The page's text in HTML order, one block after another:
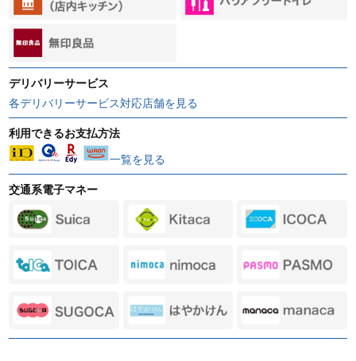
デリバリーサービス
各デリバリーサービス対応店舗を見る
利用できるお支払方法
一覧を見る
交通系電子マネー